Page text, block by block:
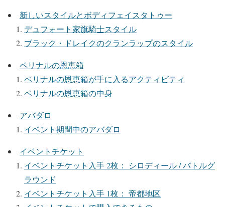
新しいスタイルとボディフェイスタトゥー
デュフォート家旗騎士スタイル
ブラック・ドレイクのクランラップのスタイル
ペリナルの恩恵箱
ペリナルの恩恵箱が手に入るアクティビティ
ペリナルの恩恵箱の中身
アバダロ
イベント期間中のアバダロ
イベントチケット
イベントチケット入手 2枚： シロディール / バトルグ
ラウンド
イベントチケット入手 1枚： 帝都地区